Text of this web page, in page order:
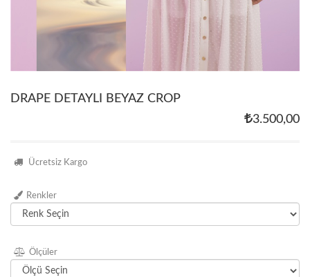
DRAPE DETAYLI BEYAZ CROP
3.500,00
Ücretsiz Kargo
Renkler
Ölçüler